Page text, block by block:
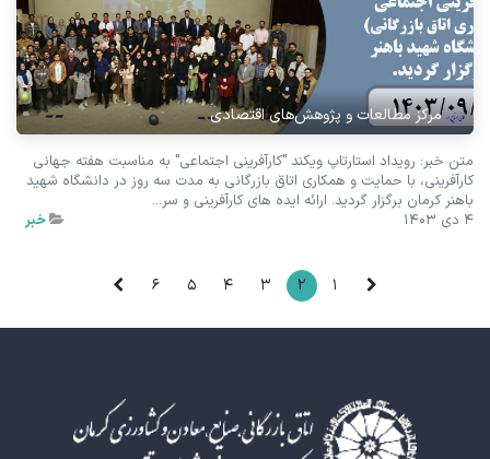
مرکز مطالعات و پژوهش‌های اقتصادی
متن خبر: رویداد استارتاپ ویکند "کارآفرینی اجتماعی" به مناسبت هفته جهانی
کارآفرینی، با حمایت و همکاری اتاق بازرگانی به مدت سه روز در دانشگاه شهید
باهنر کرمان برگزار گردید. ارائه ایده های کارآفرینی و سر...
4 دی 1403
خبر
1
2
3
4
5
6